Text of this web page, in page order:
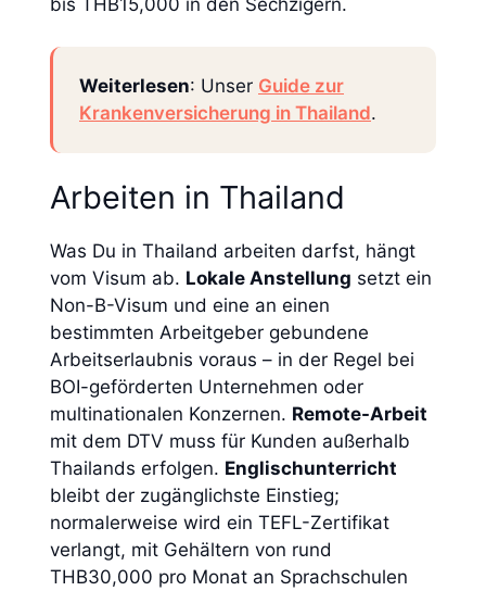
bis THB15,000 in den Sechzigern.
Weiterlesen: Unser Guide zur
Krankenversicherung in Thailand.
Arbeiten in Thailand
Was Du in Thailand arbeiten darfst, hängt
vom Visum ab. Lokale Anstellung setzt ein
Non-B-Visum und eine an einen
bestimmten Arbeitgeber gebundene
Arbeitserlaubnis voraus – in der Regel bei
BOI-geförderten Unternehmen oder
multinationalen Konzernen. Remote-Arbeit
mit dem DTV muss für Kunden außerhalb
Thailands erfolgen. Englischunterricht
bleibt der zugänglichste Einstieg;
normalerweise wird ein TEFL-Zertifikat
verlangt, mit Gehältern von rund
THB30,000 pro Monat an Sprachschulen